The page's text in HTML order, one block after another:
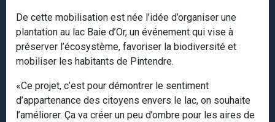
De cette mobilisation est née l’idée d’organiser une
plantation au lac Baie d’Or, un événement qui vise à
préserver l’écosystème, favoriser la biodiversité et
mobiliser les habitants de Pintendre.
«Ce projet, c’est pour démontrer le sentiment
d’appartenance des citoyens envers le lac, on souhaite
l’améliorer. Ça va créer un peu d’ombre pour les aires de